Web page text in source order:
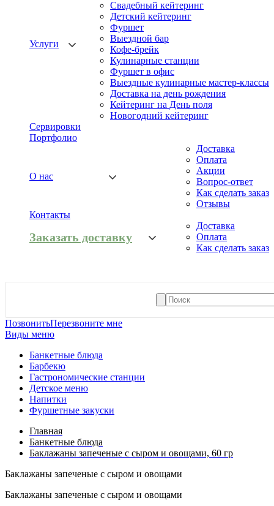
Услуги
Свадебный кейтеринг
Детский кейтеринг
Фуршет
Выездной бар
Кофе-брейк
Кулинарные станции
Фуршет в офис
Выездные кулинарные мастер-классы
Доставка на день рождения
Кейтеринг на День поля
Новогодний кейтеринг
Сервировки
Портфолио
О нас
Доставка
Оплата
Акции
Вопрос-ответ
Как сделать заказ
Отзывы
Контакты
Заказать доставку
Доставка
Оплата
Как сделать заказ
ПозвонитьПерезвоните мне
Виды меню
Банкетные блюда
Барбекю
Гастрономические станции
Детское меню
Напитки
Фуршетные закуски
Главная
Банкетные блюда
Баклажаны запеченые с сыром и овощами, 60 гр
Баклажаны запеченые с сыром и овощами
Баклажаны запеченые с сыром и овощами